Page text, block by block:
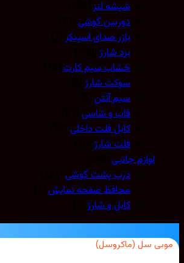
شیشه لنز(259)
دوربین گوشی(11)
بازر صدای اسپیکر(7)
برد شارژ(150)
خشاب سیم کارت(16)
سوکت شارژ(8)
سیم آنتن(3)
قاب و شاسی(81)
کابل فلت داخلی(22)
فلت شارژ(16)
لوازم جانبی(228)
درب پشت گوشی(221)
محافظ صفحه نمایش(2)
کابل و شارژ(5)
سل (ماکروسل)